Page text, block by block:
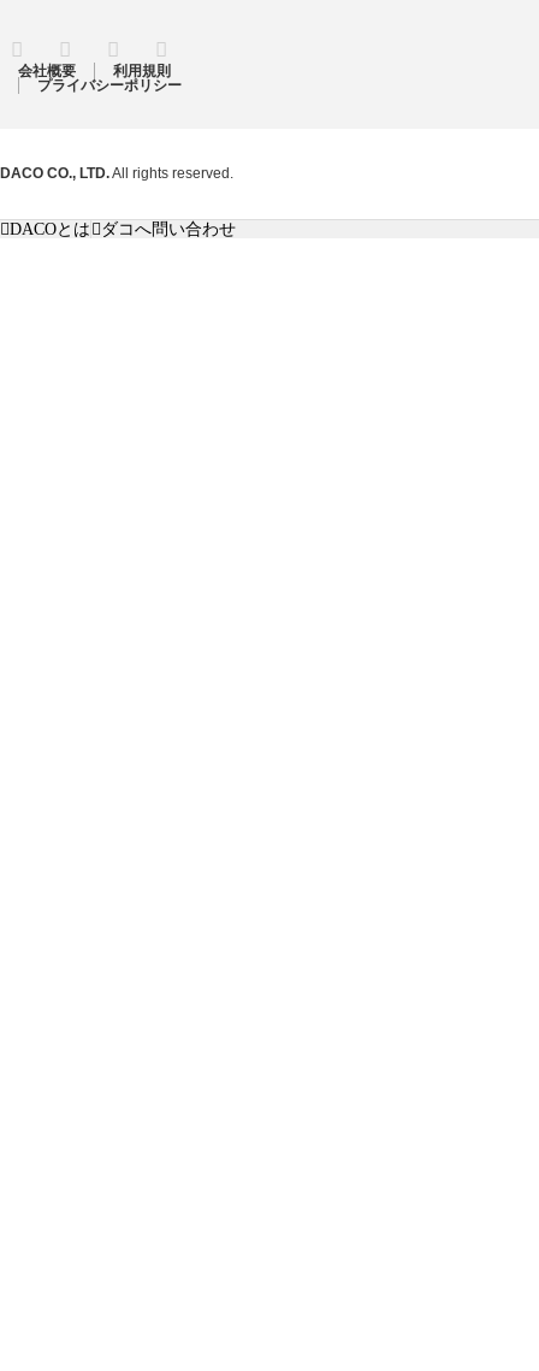
Twitter FacebookInstagram
会社概要
利用規則
プライバシーポリシー
DACO CO., LTD.All rights reserved.
DACOとは ダコへ問い合わせ